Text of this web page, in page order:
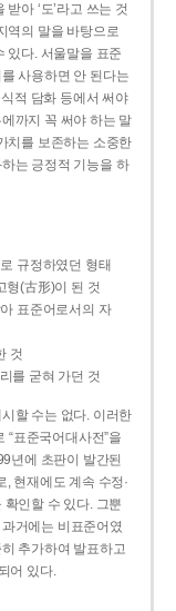
아 ‘도’라고 쓰는 것
역의 말을 바탕으로
있다. 서울말을 표준
사용하면 안 된다는
적 담화 등에서 써야
까지 꼭 써야 하는 말
치를 보존하는 소중한
는 긍정적 기능을 하
규정하였던 형태
형(古形)이 된 것
표준어로서의 자
것
를 굳혀 가던 것
할 수는 없다. 이러한
표준국어대사전”을
년에 초판이 발간된
, 현재에도 계속 수정·
인할 수 있다. 그뿐
거에는 비표준어였
추가하여 발표하고
어 있다.